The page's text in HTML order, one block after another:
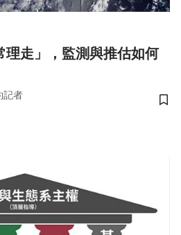
理走」，監測與推估如何
記者
儲